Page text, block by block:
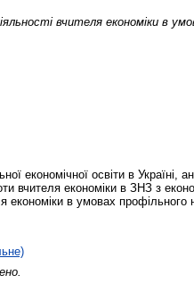
вчителя економіки в
економічної освіти в
вчителя економіки в ЗНЗ з
економіки в умовах профільного